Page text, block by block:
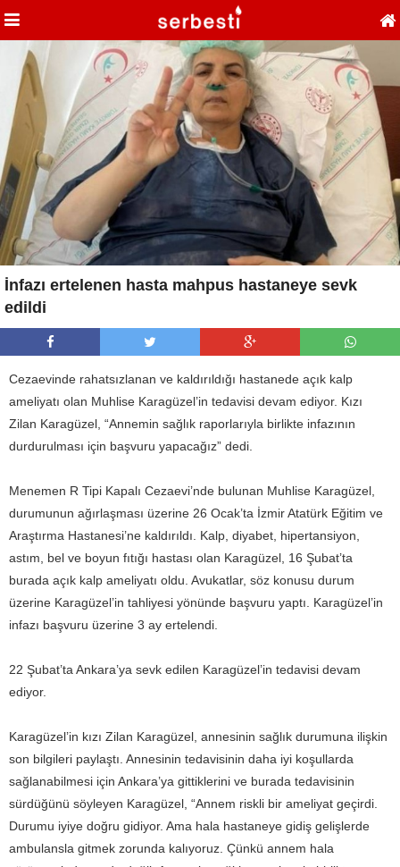
İnfazı ertelenen hasta mahpus hastaneye sevk
edildi
Cezaevinde rahatsızlanan ve kaldırıldığı hastanede açık kalp
ameliyatı olan Muhlise Karagüzel’in tedavisi devam ediyor. Kızı
Zilan Karagüzel, “Annemin sağlık raporlarıyla birlikte infazının
durdurulması için başvuru yapacağız” dedi.
Menemen R Tipi Kapalı Cezaevi’nde bulunan Muhlise Karagüzel,
durumunun ağırlaşması üzerine 26 Ocak’ta İzmir Atatürk Eğitim ve
Araştırma Hastanesi’ne kaldırıldı. Kalp, diyabet, hipertansiyon,
astım, bel ve boyun fıtığı hastası olan Karagüzel, 16 Şubat’ta
burada açık kalp ameliyatı oldu. Avukatlar, söz konusu durum
üzerine Karagüzel’in tahliyesi yönünde başvuru yaptı. Karagüzel’in
infazı başvuru üzerine 3 ay ertelendi.
22 Şubat’ta Ankara’ya sevk edilen Karagüzel’in tedavisi devam
ediyor.
Karagüzel’in kızı Zilan Karagüzel, annesinin sağlık durumuna ilişkin
son bilgileri paylaştı. Annesinin tedavisinin daha iyi koşullarda
sağlanabilmesi için Ankara’ya gittiklerini ve burada tedavisinin
sürdüğünü söyleyen Karagüzel, “Annem riskli bir ameliyat geçirdi.
Durumu iyiye doğru gidiyor. Ama hala hastaneye gidiş gelişlerde
ambulansla gitmek zorunda kalıyoruz. Çünkü annem hala